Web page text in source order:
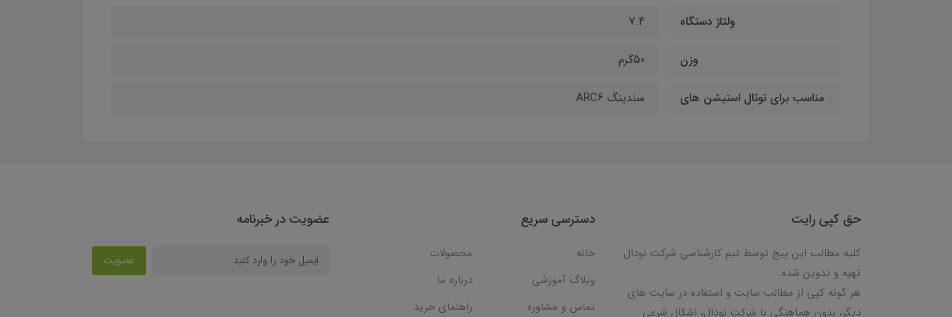
ولتاژ دستگاه 7.4
وزن 50گرم
مناسب برای توتال استیشن های سندینگ ARC6
حق کپی رایت
کلیه مطالب این پیج توسط تیم کارشناسی شرکت نودال
تهیه و تدوین شده.
هر گونه کپی از مطالب سایت و استفاده در سایت های
دیگر، بدون هماهنگی با شرکت نودال، اشکال شرعی
دسترسی سریع
خانه
محصولات
وبلاگ آموزشی
درباره ما
تماس و مشاوره
راهنمای خرید
عضویت در خبرنامه
عضویت